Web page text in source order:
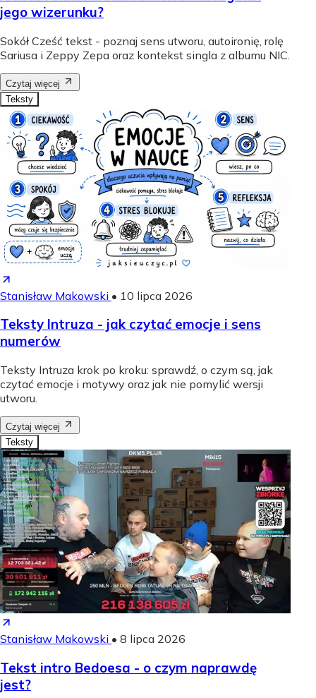
jego wizerunku?
Sokół Cześć tekst - poznaj sens utworu, autoironię, rolę
Sariusa i Zeppy Zepa oraz kontekst singla z albumu NIC.
Czytaj więcej
Teksty
Stanisław Makowski • 10 lipca 2026
Teksty Intruza - jak czytać emocje i sens
numerów
Teksty Intruza krok po kroku: sprawdź, o czym są, jak
czytać emocje i motywy oraz jak nie pomylić wersji
utworu.
Czytaj więcej
Teksty
Stanisław Makowski • 8 lipca 2026
Tekst intro Bedoesa - o czym naprawdę
jest?